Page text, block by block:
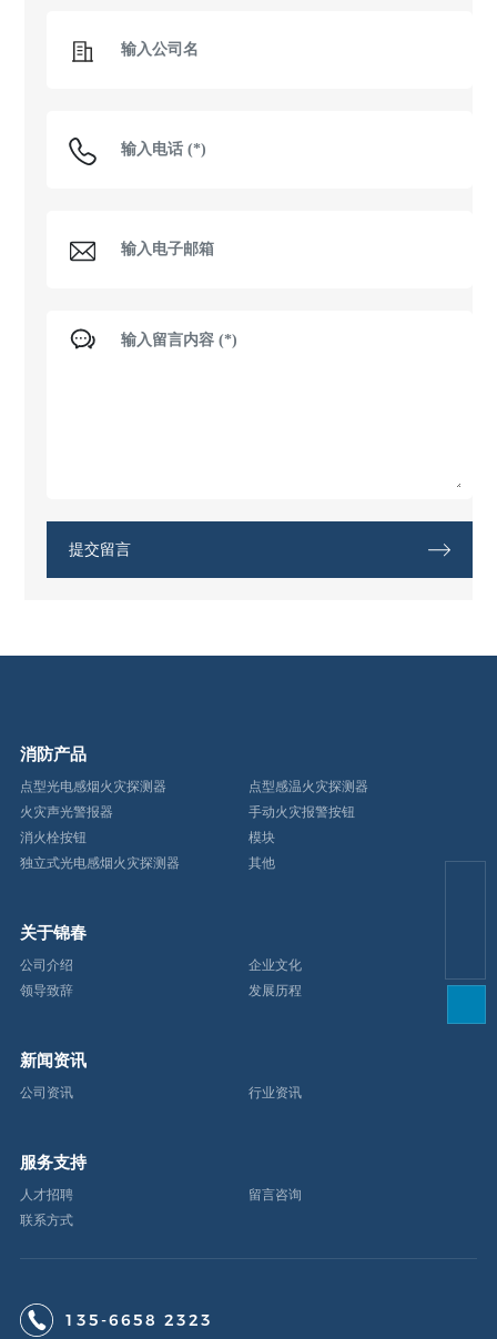
提交留言
消防产品
点型光电感烟火灾探测器
点型感温火灾探测器
火灾声光警报器
手动火灾报警按钮
消火栓按钮
模块
独立式光电感烟火灾探测器
其他
关于锦春
公司介绍
企业文化
领导致辞
发展历程
新闻资讯
公司资讯 行业资讯
服务支持
人才招聘
留言咨询
联系方式
135-6658 2323